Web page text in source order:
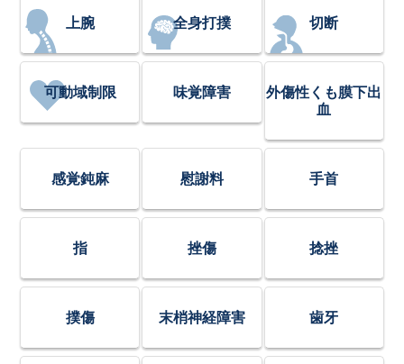
上腕 全身打撲 切断
可動域制限 味覚障害
外傷性くも膜下出
血
感覚鈍麻 慰謝料 手首
指 挫傷 捻挫
撲傷 末梢神経障害 歯牙